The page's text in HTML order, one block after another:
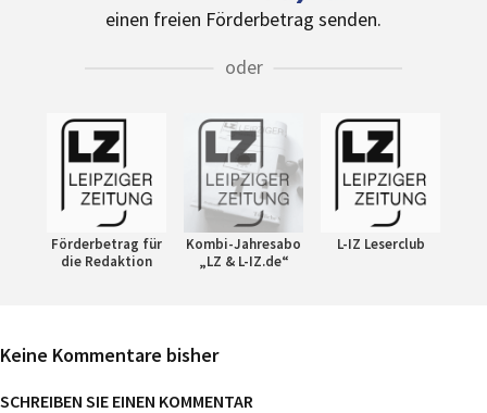
einen freien Förderbetrag senden.
oder
Förderbetrag für
die Redaktion
Kombi-Jahresabo
„LZ & L-IZ.de“
L-IZ Leserclub
Keine Kommentare bisher
SCHREIBEN SIE EINEN KOMMENTAR